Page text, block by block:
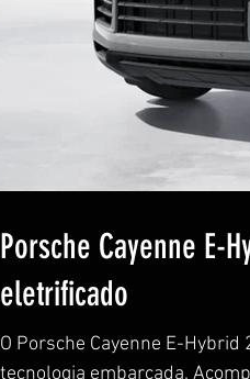
Porsche Cayenne E-
eletrificado
O Porsche Cayenne E-Hybrid